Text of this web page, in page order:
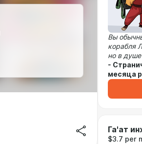
Вы
корабля
но в
-
месяца
Га'ат
$3.7 per